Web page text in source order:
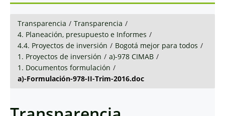
Transparencia / Transparencia /
4. Planeación, presupuesto e Informes /
4.4. Proyectos de inversión / Bogotá mejor para todos /
1. Proyectos de inversión / a)-978 CIMAB /
1. Documentos formulación /
a)-Formulación-978-II-Trim-2016.doc